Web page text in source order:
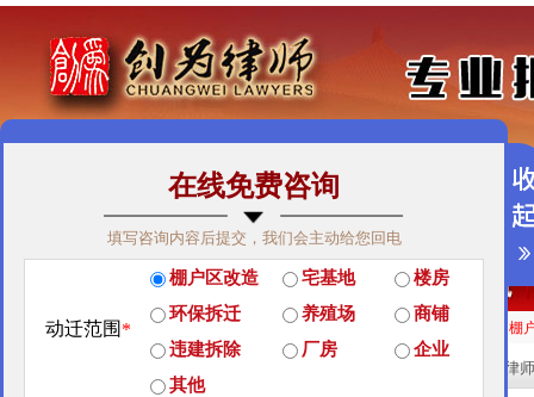
免费咨询热线：400-900-9881
关于我们 | 团队荣誉 | 客户见证 | 创为公益
经典案例
| 律师团队 拆迁维权 | 征地维权
房屋拆迁补偿 企业拆迁补偿 厂房拆迁补偿 棚
拆迁律师
在线免费咨询
填写咨询内容后提交，我们会主动给您回电
动迁范围 *
棚户区改造 宅基地
楼房
环保拆迁
养殖场
商铺
违建拆除
厂房
企业
其他